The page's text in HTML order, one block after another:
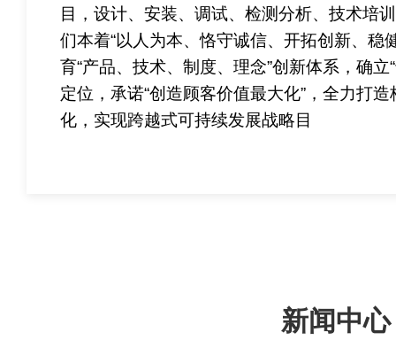
目，设计、安装、调试、检测分析、技术培
们本着“以人为本、恪守诚信、开拓创新、稳
育“产品、技术、制度、理念”创新体系，确
定位，承诺“创造顾客价值最大化”，全力打
化，实现跨越式可持续发展战略目
新闻中心